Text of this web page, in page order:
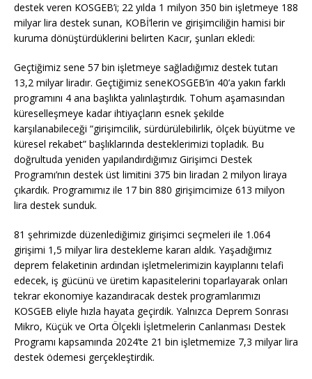
destek veren KOSGEB’i; 22 yılda 1 milyon 350 bin işletmeye 188
milyar lira destek sunan, KOBİ’lerin ve girişimciliğin hamisi bir
kuruma dönüştürdüklerini belirten Kacır, şunları ekledi:
Geçtiğimiz sene 57 bin işletmeye sağladığımız destek tutarı
13,2 milyar liradır. Geçtiğimiz seneKOSGEB’in 40’a yakın farklı
programını 4 ana başlıkta yalınlaştırdık. Tohum aşamasından
küreselleşmeye kadar ihtiyaçların esnek şekilde
karşılanabileceği “girişimcilik, sürdürülebilirlik, ölçek büyütme ve
küresel rekabet” başlıklarında desteklerimizi topladık. Bu
doğrultuda yeniden yapılandırdığımız Girişimci Destek
Programı’nın destek üst limitini 375 bin liradan 2 milyon liraya
çıkardık. Programımız ile 17 bin 880 girişimcimize 613 milyon
lira destek sunduk.
81 şehrimizde düzenlediğimiz girişimci seçmeleri ile 1.064
girişimi 1,5 milyar lira destekleme kararı aldık. Yaşadığımız
deprem felaketinin ardından işletmelerimizin kayıplarını telafi
edecek, iş gücünü ve üretim kapasitelerini toparlayarak onları
tekrar ekonomiye kazandıracak destek programlarımızı
KOSGEB eliyle hızla hayata geçirdik. Yalnızca Deprem Sonrası
Mikro, Küçük ve Orta Ölçekli İşletmelerin Canlanması Destek
Programı kapsamında 2024’te 21 bin işletmemize 7,3 milyar lira
destek ödemesi gerçekleştirdik.